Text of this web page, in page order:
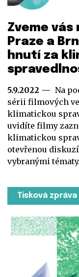
Zveme vás
Praze a
hnutí za
5.9.2022
Na
sérii filmových
klimatickou
uvidíte filmy
klimatickou
otevřenou
vybranými tématy.
Tisková zpráva